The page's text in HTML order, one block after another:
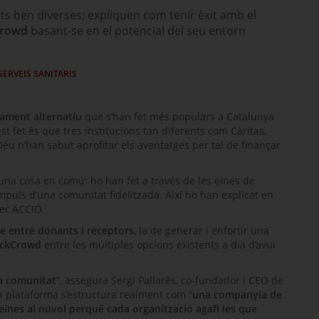
ben diverses; expliquen com tenir èxit amb el
basant-se en el potencial del seu entorn
SANITARIS
alternatiu que s’han fet més populars a Catalunya
fet és que tres institucions tan diferents com Càritas,
n’han sabut aprofitar els avantatges per tal de finançar
cosa en comú: ho han fet a través de les eines de
d’una comunitat fidelitzada. Així ho han explicat en
ACCIÓ.
entre donants i receptors, la de generar i enfortir una
entre les múltiples opcions existents a dia d’avui
comunitat”, assegura Sergi Pallarès, co-fundador i CEO de
s’estructura realment com “una companyia de
al núvol perquè cada organització agafi les que